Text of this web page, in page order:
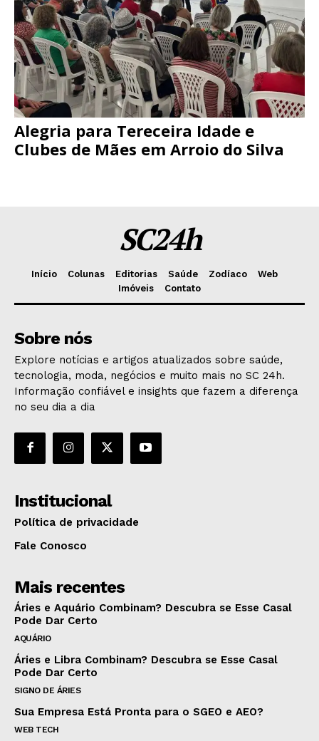
Alegria para Tereceira Idade e
Clubes de Mães em Arroio do Silva
SC24h
Início Colunas Editorias Saúde Zodíaco
Web
Imóveis
Contato
Sobre nós
Explore notícias e artigos atualizados sobre saúde,
tecnologia, moda, negócios e muito mais no SC 24h.
Informação confiável e insights que fazem a diferença
no seu dia a dia
Institucional
Política de privacidade
Fale Conosco
Mais recentes
Áries e Aquário Combinam? Descubra se Esse Casal
Pode Dar Certo
AQUÁRIO
Áries e Libra Combinam? Descubra se Esse Casal
Pode Dar Certo
SIGNO DE ÁRIES
Sua Empresa Está Pronta para o SGEO e AEO?
WEB TECH